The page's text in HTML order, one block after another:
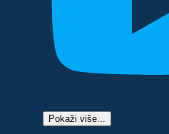
Pokaži više...